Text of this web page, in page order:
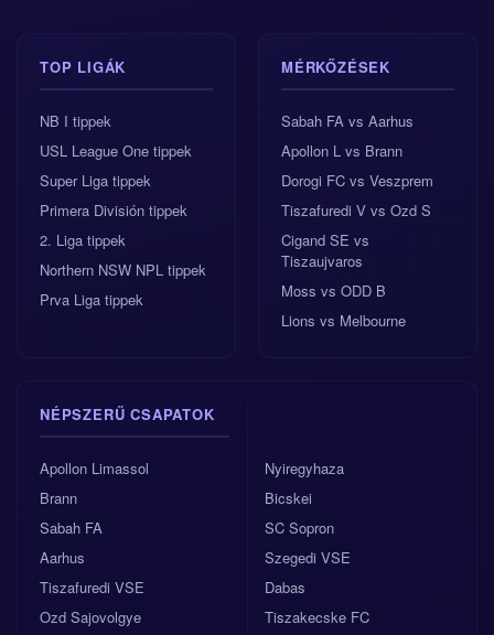
TOP LIGÁK
NB I tippek
USL League One tippek
Super Liga tippek
Primera División tippek
2. Liga tippek
Northern NSW NPL tippek
Prva Liga tippek
MÉRKŐZÉSEK
Sabah FA vs Aarhus
Apollon L vs Brann
Dorogi FC vs Veszprem
Tiszafuredi V vs Ozd S
Cigand SE vs
Tiszaujvaros
Moss vs ODD B
Lions vs Melbourne
NÉPSZERŰ CSAPATOK
Apollon Limassol
Brann
Sabah FA
Aarhus
Tiszafuredi VSE
Ozd Sajovolgye
Nyiregyhaza
Bicskei
SC Sopron
Szegedi VSE
Dabas
Tiszakecske FC